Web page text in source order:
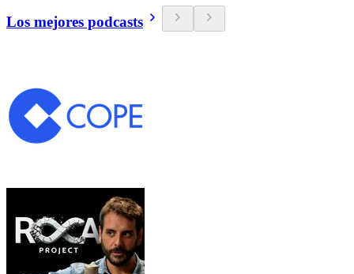
Los mejores podcasts